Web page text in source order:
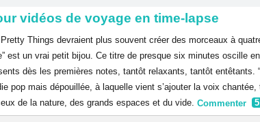
vidéos de voyage en time-lapse
Things devraient plus souvent créer des morceaux à
est un vrai petit bijou. Ce titre de presque six minutes oscille
dès les premières notes, tantôt relaxants, tantôt entêtants.
pop mais dépouillée, à laquelle vient s’ajouter la voix
de la nature, des grands espaces et du vide. Commenter